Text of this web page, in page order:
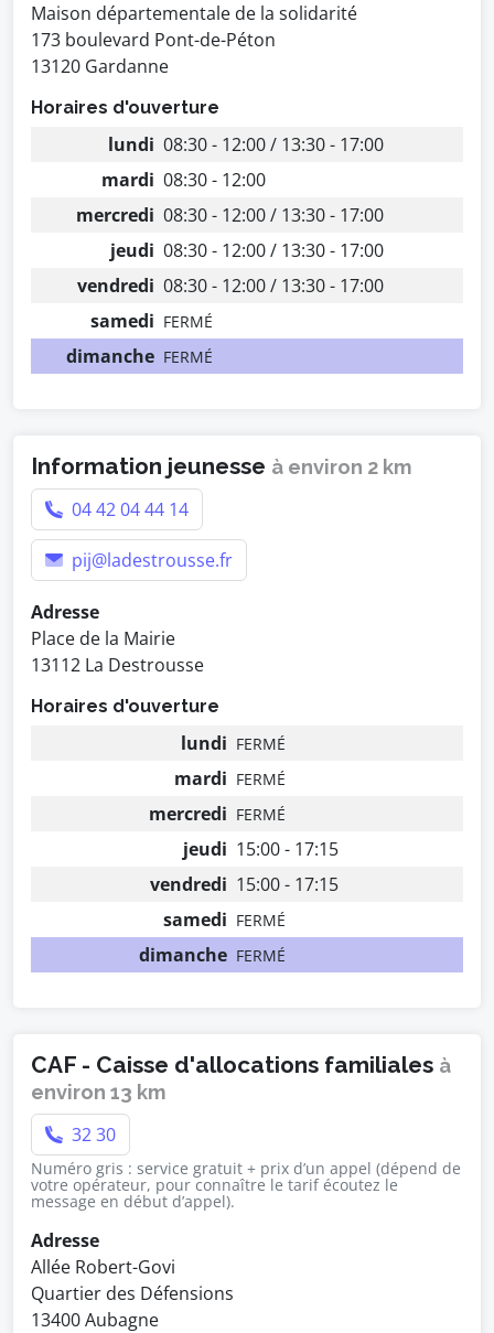
Maison départementale de la solidarité
173 boulevard Pont-de-Péton
13120 Gardanne
Horaires d'ouverture
lundi 08:30 - 12:00 / 13:30 - 17:00
mardi 08:30 - 12:00
mercredi 08:30 - 12:00 / 13:30 - 17:00
jeudi 08:30 - 12:00 / 13:30 - 17:00
vendredi 08:30 - 12:00 / 13:30 - 17:00
samedi FERMÉ
dimanche FERMÉ
Information jeunesse à environ 2 km
04 42 04 44 14
pij@ladestrousse.fr
Adresse
Place de la Mairie
13112 La Destrousse
Horaires d'ouverture
lundi FERMÉ
mardi FERMÉ
mercredi FERMÉ
jeudi 15:00 - 17:15
vendredi 15:00 - 17:15
samedi FERMÉ
dimanche FERMÉ
CAF - Caisse d'allocations familiales à
environ 13 km
32 30
Numéro gris : service gratuit + prix d’un appel (dépend de
votre opérateur, pour connaître le tarif écoutez le
message en début d’appel).
Adresse
Allée Robert-Govi
Quartier des Défensions
13400 Aubagne